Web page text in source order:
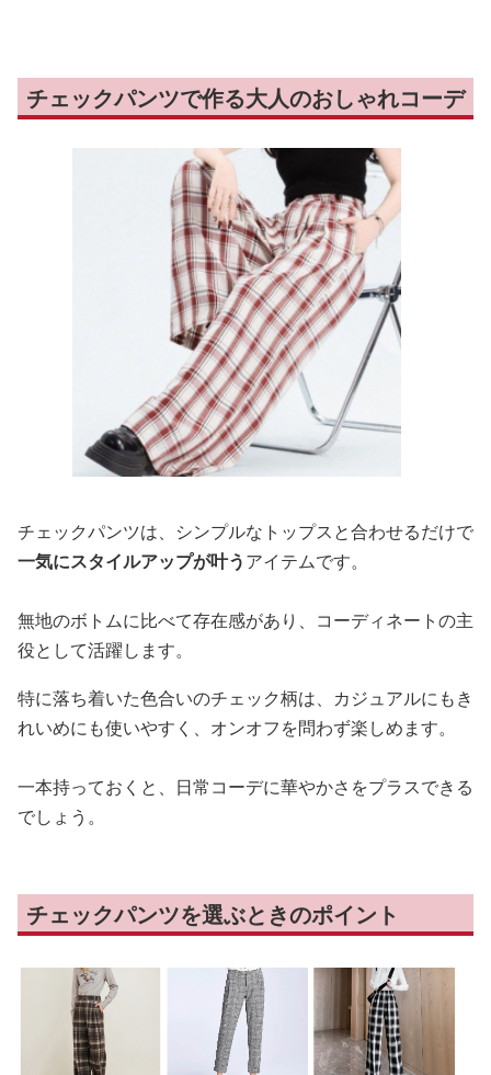
チェックパンツで作る大人のおしゃれコーデ
チェックパンツは、シンプルなトップスと合わせるだけで
一気にスタイルアップが叶うアイテムです。
無地のボトムに比べて存在感があり、コーディネートの主
役として活躍します。
特に落ち着いた色合いのチェック柄は、カジュアルにもき
れいめにも使いやすく、オンオフを問わず楽しめます。
一本持っておくと、日常コーデに華やかさをプラスできる
でしょう。
チェックパンツを選ぶときのポイント